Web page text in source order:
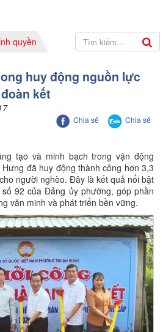
quyền
huy động nguồn lực
kết
Chia sẻ Chia sẻ
tạo và minh bạch trong vận động
đã huy động thành công hơn 3,3
người nghèo. Đây là kết quả nổi bật
92 của Đảng ủy phường, góp phần
văn minh và phát triển bền vững.